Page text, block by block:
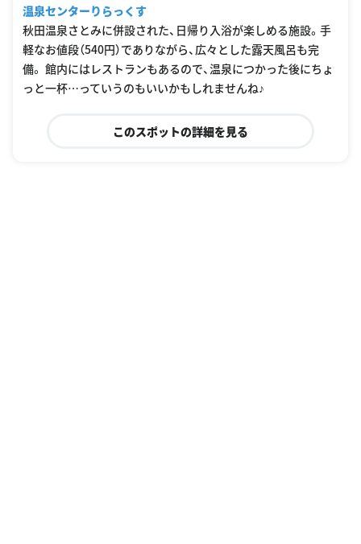
温泉センターりらっくす
秋田温泉さとみに併設された、日帰り入浴が楽しめる施設。手
軽なお値段（540円）でありながら、広々とした露天風呂も完
備。 館内にはレストランもあるので、温泉につかった後にちょ
っと一杯…っていうのもいいかもしれませんね♪
このスポットの詳細を見る